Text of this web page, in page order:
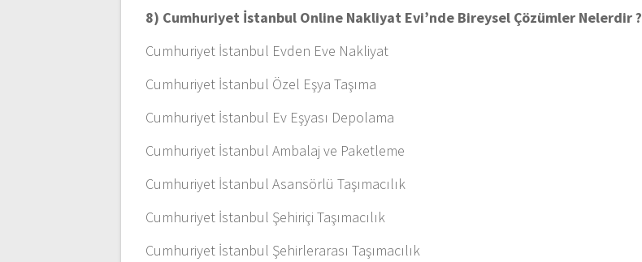
8) Cumhuriyet İstanbul Online Nakliyat Evi’nde Bireysel Çözümler Nelerdir ?
Cumhuriyet İstanbul Evden Eve Nakliyat
Cumhuriyet İstanbul Özel Eşya Taşıma
Cumhuriyet İstanbul Ev Eşyası Depolama
Cumhuriyet İstanbul Ambalaj ve Paketleme
Cumhuriyet İstanbul Asansörlü Taşımacılık
Cumhuriyet İstanbul Şehiriçi Taşımacılık
Cumhuriyet İstanbul Şehirlerarası Taşımacılık